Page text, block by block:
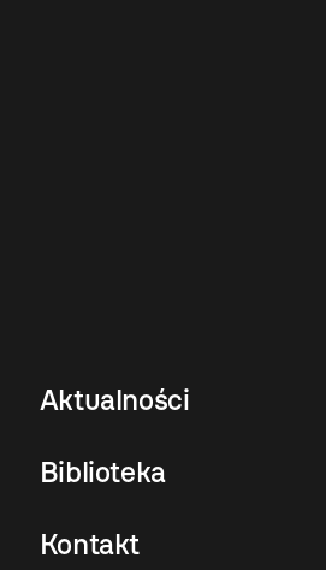
Aktualności
Biblioteka
Kontakt